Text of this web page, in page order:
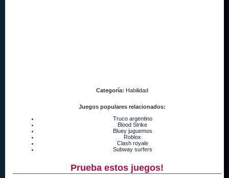
Categoría: Habilidad
Juegos populares relacionados:
Truco argentino
Blood Strike
Bluey juguemos
Roblox
Clash royale
Subway surfers
Prueba estos juegos!